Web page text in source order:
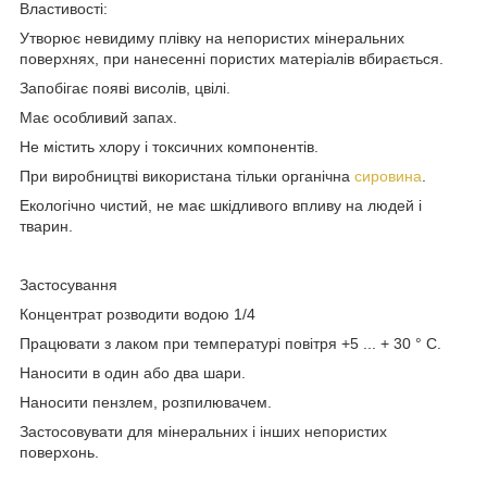
Властивості:
Утворює невидиму плівку на непористих мінеральних
поверхнях, при нанесенні пористих матеріалів вбирається.
Запобігає появі висолів, цвілі.
Має особливий запах.
Не містить хлору і токсичних компонентів.
При виробництві використана тільки органічна сировина
Екологічно чистий, не має шкідливого впливу на людей і
тварин.
Застосування
Концентрат розводити водою 1/4
Працювати з лаком при температурі повітря +5 ... + 30 ° С.
Наносити в один або два шари.
Наносити пензлем, розпилювачем.
Застосовувати для мінеральних і інших непористих
поверхонь.